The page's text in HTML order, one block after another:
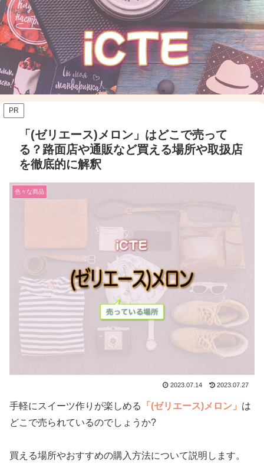
PR
「(ゼリエース)メロン」はどこで売って
る？路面店や通販など買える場所や取扱店
を徹底的に解釈
色々な商品
2023.07.14 2023.07.27
手軽にスイーツ作りが楽しめる 「(ゼリエース)メロン」 は
どこで売られているのでしょうか?
買える場所やおすすめの購入方法について説明します。